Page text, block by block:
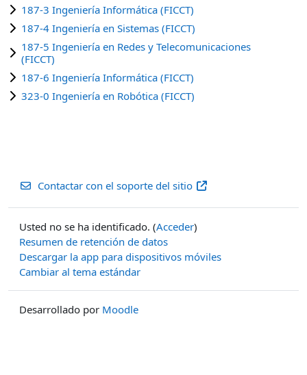
187-3 Ingeniería Informática (FICCT)
187-4 Ingeniería en Sistemas (FICCT)
187-5 Ingeniería en Redes y Telecomunicaciones
(FICCT)
187-6 Ingeniería Informática (FICCT)
323-0 Ingeniería en Robótica (FICCT)
Contactar con el soporte del sitio
Usted no se ha identificado. (Acceder)
Resumen de retención de datos
Descargar la app para dispositivos móviles
Cambiar al tema estándar
Desarrollado por Moodle